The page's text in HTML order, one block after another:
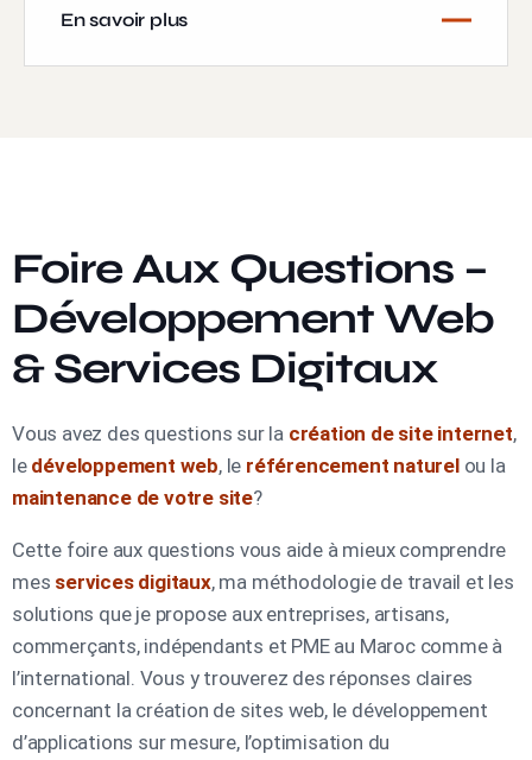
En savoir plus
Foire Aux Questions –
Développement Web
& Services Digitaux
Vous avez des questions sur la création de site internet,
le développement web, le référencement naturel ou la
maintenance de votre site?
Cette foire aux questions vous aide à mieux comprendre
mes services digitaux, ma méthodologie de travail et les
solutions que je propose aux entreprises, artisans,
commerçants, indépendants et PME au Maroc comme à
l’international. Vous y trouverez des réponses claires
concernant la création de sites web, le développement
d’applications sur mesure, l’optimisation du